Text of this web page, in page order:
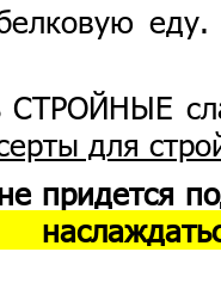
СТРОЙНЫЕ
для
придется